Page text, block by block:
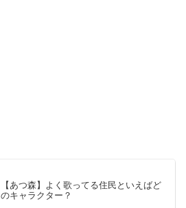
【あつ森】よく歌ってる住民といえばど
のキャラクター？